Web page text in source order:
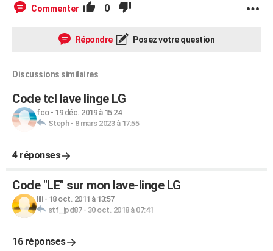
Bricolage
Lifestyle
Culture
Sport
Auto
Television
Voyage
Cinema Commenter 0
Répondre Posez votre question
Discussions similaires
Code tcl lave linge LG
fco- 19 déc. 2019 à 15:24
Steph- 8 mars 2023 à 17:55
4 réponses
Code "LE" sur mon lave-linge LG
lili- 18 oct. 2011 à 13:57
stf_jpd87- 30 oct. 2018 à 07:41
16 réponses